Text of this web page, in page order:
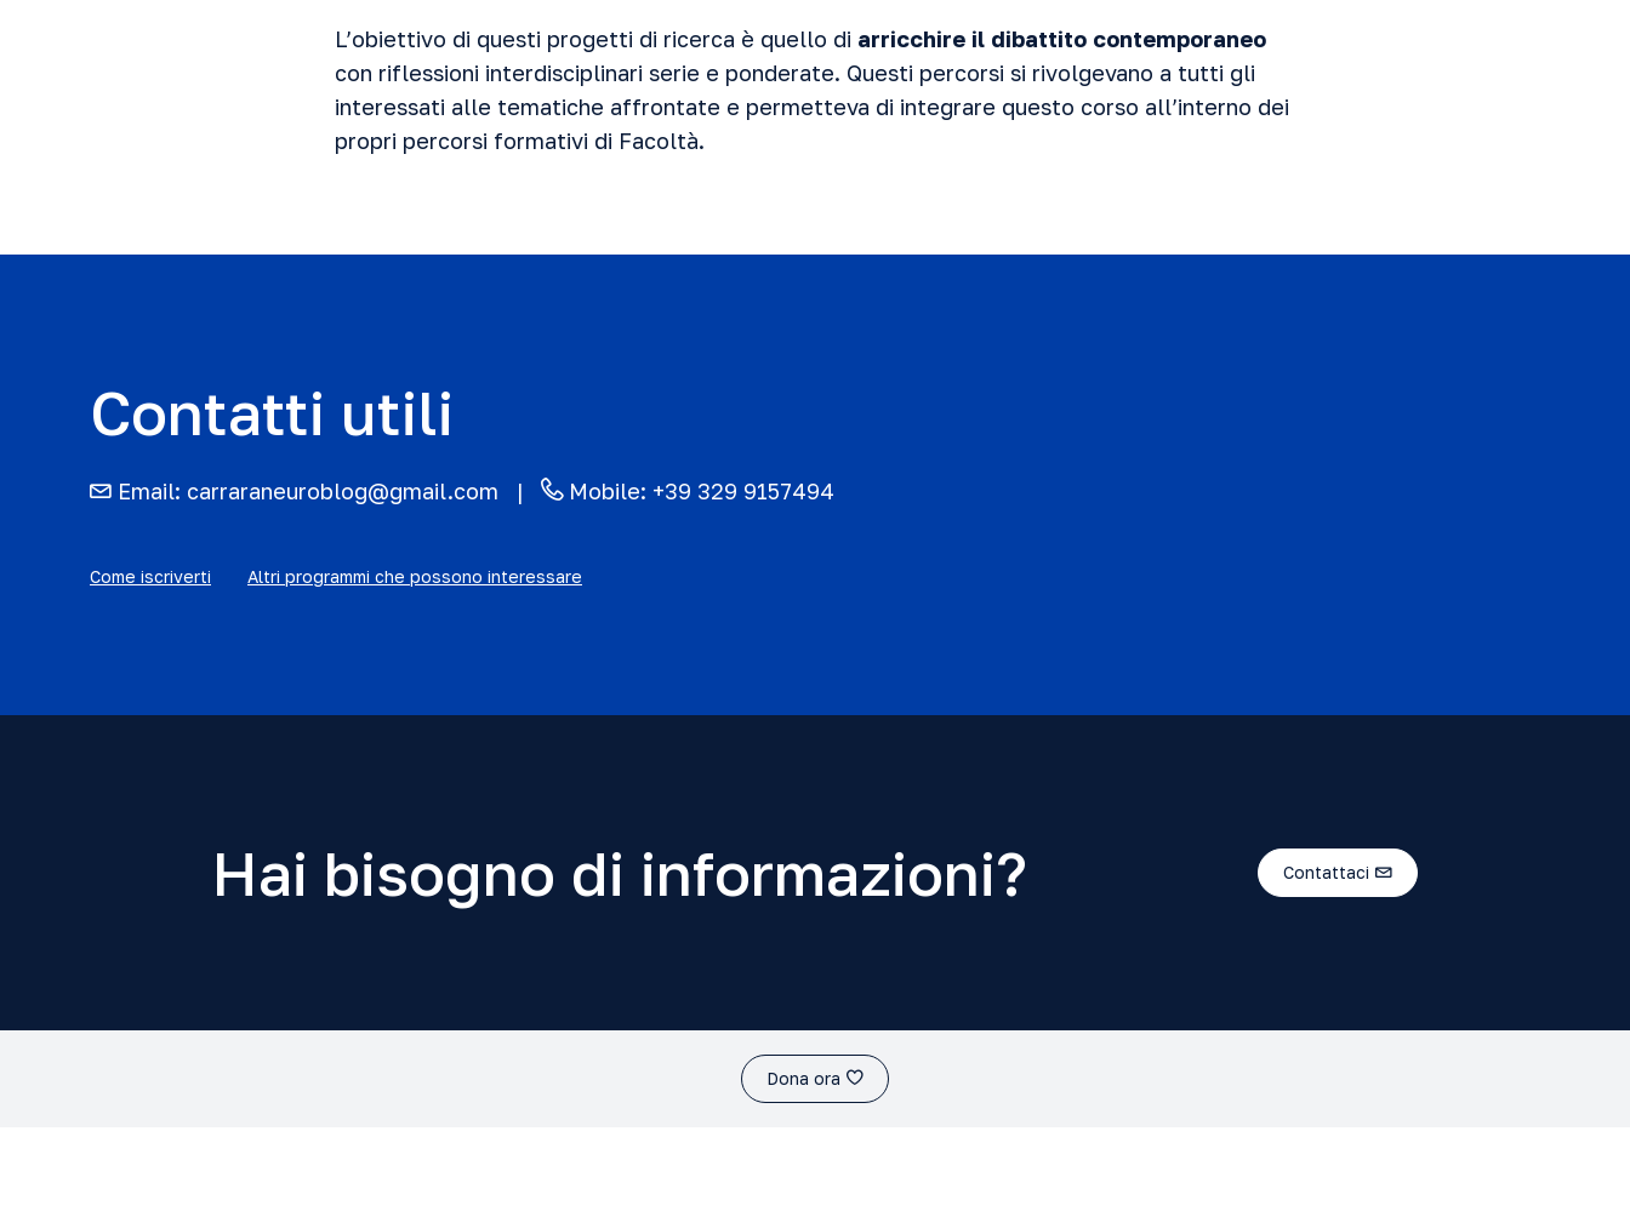
L’obiettivo di questi progetti di ricerca è quello di arricchire il dibattito contemporaneo
con riflessioni interdisciplinari serie e ponderate. Questi percorsi si rivolgevano a tutti gli
interessati alle tematiche affrontate e permetteva di integrare questo corso all’interno dei
propri percorsi formativi di Facoltà.
Contatti utili
Email: carraraneuroblog@gmail.com Mobile: +39 329 9157494
Come iscriverti Altri programmi che possono interessare
Hai bisogno di informazioni? Contattaci
Dona ora